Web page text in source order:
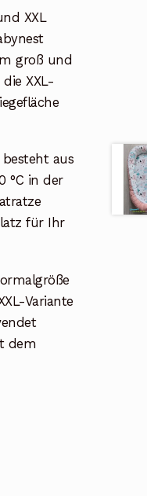
XXL
groß und
XXL-
aus
°C in der
für Ihr
Variante
dem